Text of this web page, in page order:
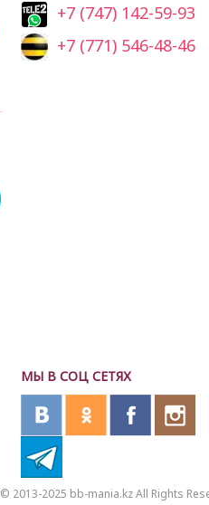
+7 (747) 142-59-93
+7 (771) 546-48-46
МЫ В СОЦ СЕТЯХ
© 2013-2025 bb-mania.kz All Rights